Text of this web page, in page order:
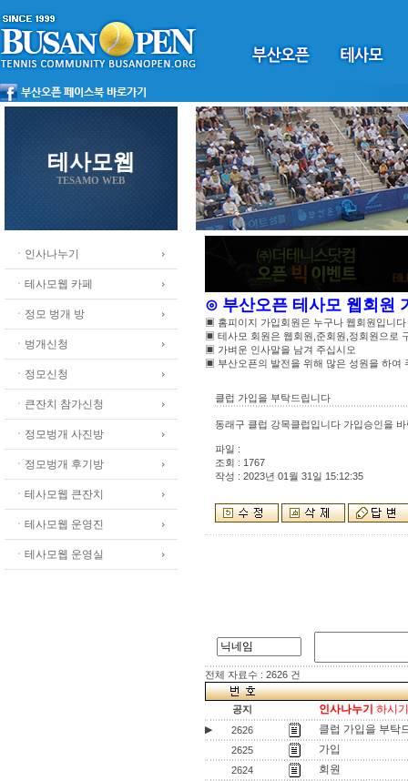
테사모웹
TESAMO WEB
ㆍ인사나누기
ㆍ테사모웹 카페
ㆍ정모 벙개 방
ㆍ벙개신청
ㆍ정모신청
ㆍ큰잔치 참가신청
ㆍ정모벙개 사진방
ㆍ정모벙개 후기방
ㆍ테사모웹 큰잔치
ㆍ테사모웹 운영진
ㆍ테사모웹 운영실
⊙ 부산오픈 테사모 웹회원
▣ 홈피이지 가입회원은 누구나 웹회원입니다
▣ 테사모 회원은 웹회원,준회원,정회원으로
▣ 가벼운 인사말을 남겨 주십시오
▣ 부산오픈의 발전을 위해 많은 성원을 하여
클럽 가입을 부탁드립니다
동래구 클럽 강목클럽입니다 가입승인을
파일 :
조회 : 1767
작성 : 2023년 01월 31일 15:12:35
전체 자료수 : 2626 건
공지 인사나누기 하시
▶ 2626 클럽 가입을 부탁
2625 가입
2624 회원